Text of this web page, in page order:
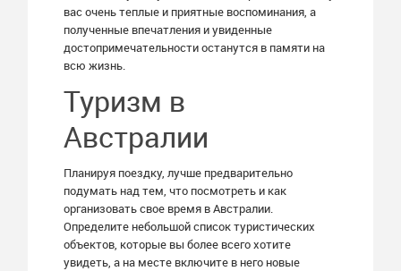
вас очень теплые и приятные воспоминания, а
полученные впечатления и увиденные
достопримечательности останутся в памяти на
всю жизнь.
Туризм в
Австралии
Планируя поездку, лучше предварительно
подумать над тем, что посмотреть и как
организовать свое время в Австралии.
Определите небольшой список туристических
объектов, которые вы более всего хотите
увидеть, а на месте включите в него новые